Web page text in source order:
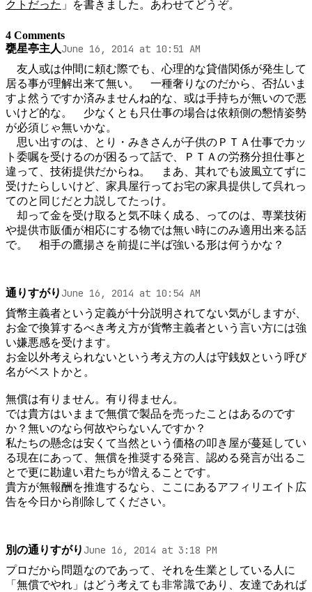
クトだった 」を書きました。あわせてどうぞ。
4 Comments
甕星亭主人June 16, 2014 at 10:51 AM
友人或は仲間に頼む際でも、心理的な貸借関係が発生して
居る事が理解出来て無い。　一種奢りなのだから、否払いま
すよ然うですか済みませんね的な、或は手持ちが無いので悪
いけど的な。　少なくとも只仕事の場合は依頼側の懇情姿勢
が必須じゃ無いかな。
思い出すのは、とり・みきさんが子供のＰＴＡ仕事でカッ
ト委嘱を受けるのが困るって話で、ＰＴＡの労務分担仕事と
違って、技術提供だからね。　まあ、其れでも波風立てずに
受けたらしいけど、家具屋行ってお宅の家具提供して呉れっ
てのと同じだと力説してたっけ。
却って金を受け取ると気不味く成る、ってのは、専業技術
や提供市販価が相応にする物では無い時にのみ適用出来る話
で。　相手の鷹揚さを前提に半ば強いる形は何うかな？
通りすがり June 16, 2014 at 10:54 AM
貨幣主義者という定義が十分説明されてない気がしますが、
お金で換算するべき考え方が貨幣主義者という言い方には強
い嫌悪感を受けます。
お金以外考えられないという考え方の人は守銭奴という呼び
名がベストかと。
無償は有りません。有り得ません。
では貴方はいままで無償で製品を売ったことはあるのです
か？無いのなら何故やらないんですか？
私たちの懸念は安くて当然という価格の叩き屋が蔓延してい
る現在にあって、無償を推奨する発言、認める発言が出るこ
とで更に勘違い君たちが増えることです。
貴方が無報酬を推進するなら、ここにあるアフィリエイト広
告を今日から削除してください。
別の通りすがり June 16, 2014 at 3:18 PM
プロだから問題なのであって、それを生業としている人に
「無償でやれ」はどう考えても非常識であり、友達であれば